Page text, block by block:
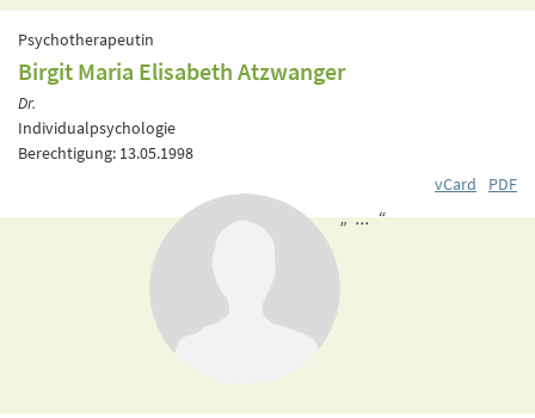
Psychotherapeutin
Birgit Maria Elisabeth Atzwanger
Dr.
Individualpsychologie
Berechtigung: 13.05.1998
vCard
PDF
„ ... “